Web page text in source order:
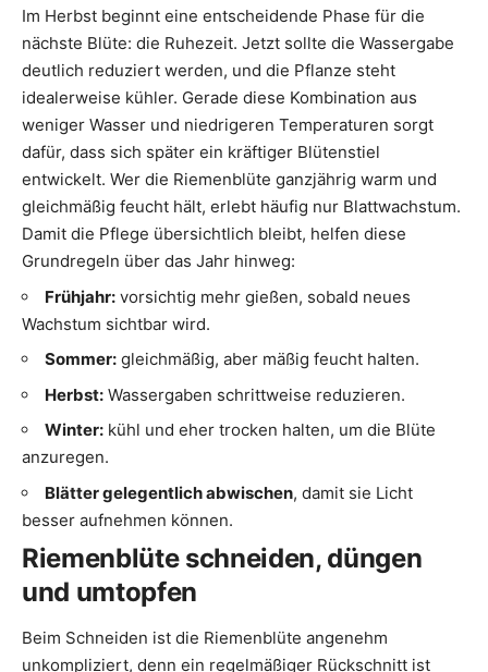
Im Herbst beginnt eine entscheidende Phase für die
nächste Blüte: die Ruhezeit. Jetzt sollte die Wassergabe
deutlich reduziert werden, und die Pflanze steht
idealerweise kühler. Gerade diese Kombination aus
weniger Wasser und niedrigeren Temperaturen sorgt
dafür, dass sich später ein kräftiger Blütenstiel
entwickelt. Wer die Riemenblüte ganzjährig warm und
gleichmäßig feucht hält, erlebt häufig nur Blattwachstum.
Damit die Pflege übersichtlich bleibt, helfen diese
Grundregeln über das Jahr hinweg:
Frühjahr: vorsichtig mehr gießen, sobald neues
Wachstum sichtbar wird.
Sommer: gleichmäßig, aber mäßig feucht halten.
Herbst: Wassergaben schrittweise reduzieren.
Winter: kühl und eher trocken halten, um die Blüte
anzuregen.
Blätter gelegentlich abwischen, damit sie Licht
besser aufnehmen können.
Riemenblüte schneiden, düngen
und umtopfen
Beim Schneiden ist die Riemenblüte angenehm
unkompliziert, denn ein regelmäßiger Rückschnitt ist